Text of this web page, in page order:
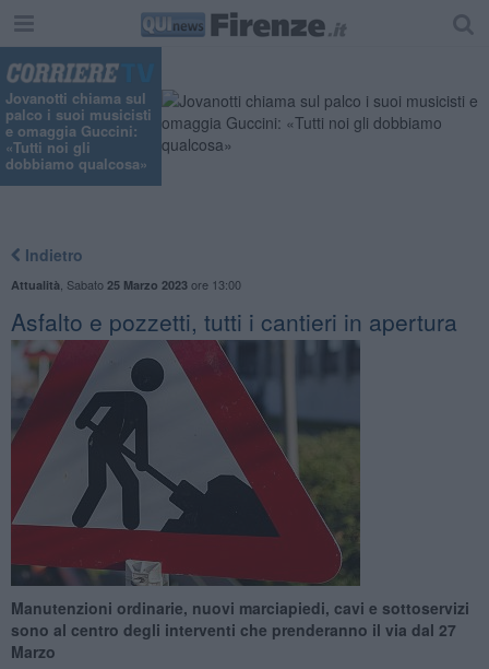
Jovanotti chiama sul
palco i suoi musicisti
e omaggia Guccini:
«Tutti noi gli
dobbiamo qualcosa»
Indietro
Attualità Sabato 25 Marzo 2023ore 13:00
Asfalto e pozzetti, tutti i cantieri in apertura
Manutenzioni ordinarie, nuovi marciapiedi, cavi e sottoservizi
sono al centro degli interventi che prenderanno il via dal 27
Marzo